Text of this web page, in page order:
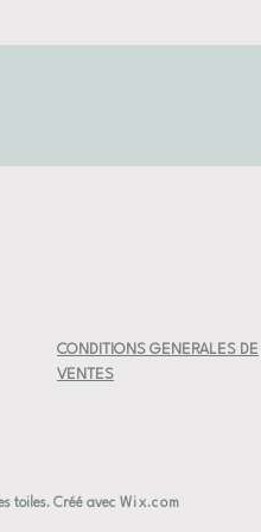
gel
toiles. Créé avec Wix.com
CONDITIONS GENERALES DE
VENTES